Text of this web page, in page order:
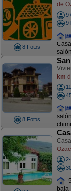
8 Fotos
de
9
8 Fotos
km
baja